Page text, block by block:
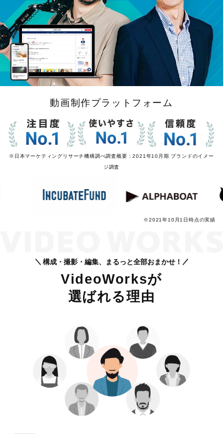
動画制作プラットフォーム
※日本マーケティングリサーチ機構調べ調査概要：2021年10月期 ブランドのイメー
ジ調査
※2021年10月1日時点の実績
構成・撮影・編集、まるっと全部おまかせ！
VideoWorksが
選ばれる理由